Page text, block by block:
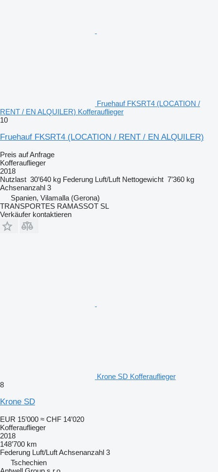
Fruehauf FKSRT4 (LOCATION /
RENT / EN ALQUILER) Kofferauflieger
10
Fruehauf FKSRT4 (LOCATION / RENT / EN ALQUILER)
Preis auf Anfrage
Kofferauflieger
2018
Nutzlast 30’640 kg Federung Luft/Luft Nettogewicht 7’360 kg
Achsenanzahl 3
Spanien, Vilamalla (Gerona)
TRANSPORTES RAMASSOT SL
Verkäufer kontaktieren
Krone SD Kofferauflieger
8
Krone SD
EUR 15’000 ≈ CHF 14’020
Kofferauflieger
2018
148’700 km
Federung Luft/LuftAchsenanzahl 3
Tschechien